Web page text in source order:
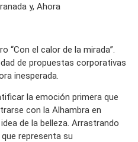
y, Ahora
“Con el calor de la mirada”.
de propuestas corporativas
inesperada.
la emoción primera que
con la Alhambra en
de la belleza. Arrastrando
representa su